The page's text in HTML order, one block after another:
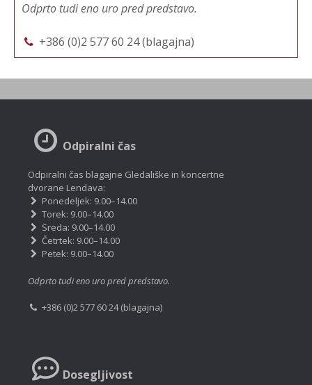
Odprto tudi eno uro pred predstavo.
+386 (0)2 577 60 24 (blagajna)
Odpiralni čas
Odpiralni čas blagajne Gledališke in koncertne
dvorane Lendava:
Ponedeljek: 9.00–14.00
Torek: 9.00–14.00
Sreda: 9.00–14.00
Četrtek: 9.00–14.00
Petek: 9.00–14.00
Odprto tudi eno uro pred predstavo.
+386 (0)2 577 60 24 (blagajna)
Dosegljivost